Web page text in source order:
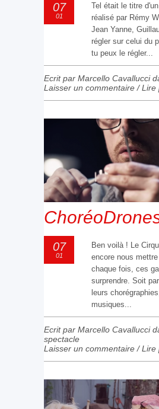
07
01
Tel était le titre
réalisé par Rémy
Jean Yanne,
régler sur celui du
tu peux le régler...
Ecrit par Marcello Cavallucci
Laisser un commentaire /Lire
07
01
Ben voilà ! Le
encore nous
chaque fois, ces
surprendre. Soit
leurs
musiques...
Ecrit par Marcello Cavallucci
spectacle
Laisser un commentaire /Lire